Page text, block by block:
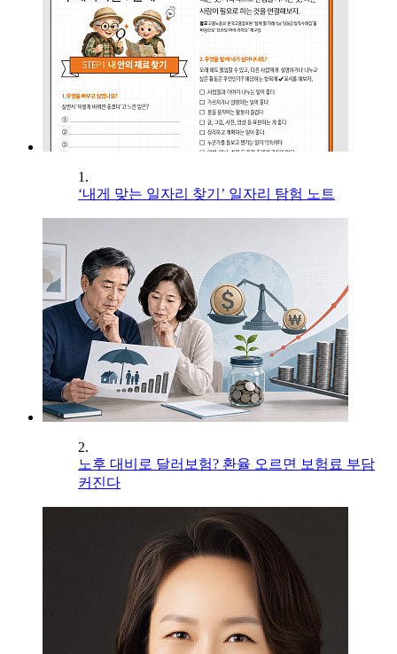
1.
‘내게 맞는 일자리 찾기’ 일자리 탐험 노트
2.
노후 대비로 달러보험? 환율 오르면 보험료 부담
커진다